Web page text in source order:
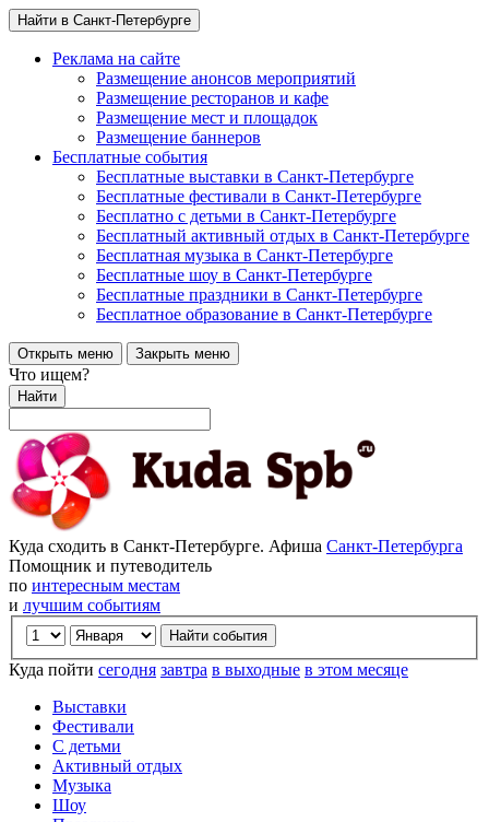
Найти в Санкт-Петербурге
Реклама на сайте
Размещение анонсов мероприятий
Размещение ресторанов и кафе
Размещение мест и площадок
Размещение баннеров
Бесплатные события
Бесплатные выставки в Санкт-Петербурге
Бесплатные фестивали в Санкт-Петербурге
Бесплатно с детьми в Санкт-Петербурге
Бесплатный активный отдых в Санкт-Петербурге
Бесплатная музыка в Санкт-Петербурге
Бесплатные шоу в Санкт-Петербурге
Бесплатные праздники в Санкт-Петербурге
Бесплатное образование в Санкт-Петербурге
Открыть меню Закрыть меню
Что ищем?
Найти
Куда сходить в Санкт-Петербурге. Афиша Санкт-Петербурга
Помощник и путеводитель
по интересным местам
и лучшим событиям
Куда пойти сегодня завтра в выходные в этом месяце
Выставки
Фестивали
С детьми
Активный отдых
Музыка
Шоу